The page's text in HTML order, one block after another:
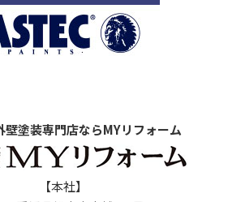
壁塗装専門店ならMYリフォーム
【本社】